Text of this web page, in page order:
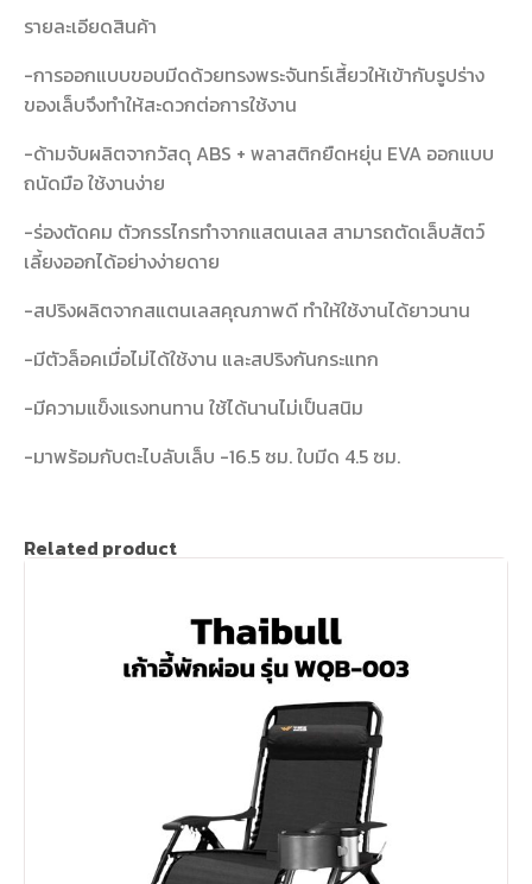
รายละเอียดสินค้า
-การออกแบบขอบมีดด้วยทรงพระจันทร์เสี้ยวให้เข้ากับรูปร่าง
ของเล็บจึงทำให้สะดวกต่อการใช้งาน
-ด้ามจับผลิตจากวัสดุ ABS + พลาสติกยืดหยุ่น EVA ออกแบบ
ถนัดมือ ใช้งานง่าย
-ร่องตัดคม ตัวกรรไกรทำจากแสตนเลส สามารถตัดเล็บสัตว์
เลี้ยงออกได้อย่างง่ายดาย
-สปริงผลิตจากสแตนเลสคุณภาพดี ทำให้ใช้งานได้ยาวนาน
-มีตัวล็อคเมื่อไม่ได้ใช้งาน และสปริงกันกระแทก
-มีความแข็งแรงทนทาน ใช้ได้นานไม่เป็นสนิม
-มาพร้อมกับตะไบลับเล็บ -16.5 ซม. ใบมีด 4.5 ซม.
Related product